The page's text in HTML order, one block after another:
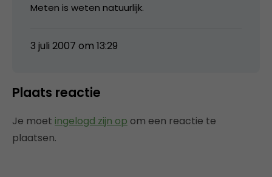
Meten is weten natuurlijk.
3 juli 2007 om 13:29
Plaats reactie
Je moet ingelogd zijn op om een reactie te
plaatsen.